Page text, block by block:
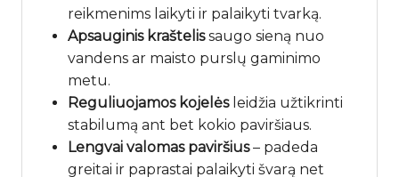
reikmenims laikyti ir palaikyti tvarką.
Apsauginis kraštelissaugo sieną nuo
vandens ar maisto purslų gaminimo
metu.
Reguliuojamos kojelėsleidžia užtikrinti
stabilumą ant bet kokio paviršiaus.
Lengvai valomas paviršius– padeda
greitai ir paprastai palaikyti švarą net